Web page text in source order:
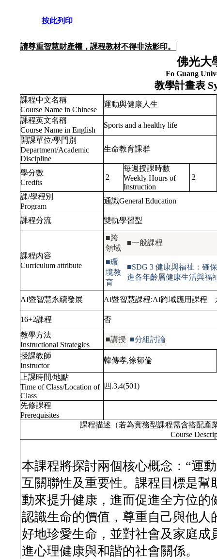
按此列印
請尊重智慧財產權，課程教材不得非法影印。
佛光大
Fo Guang
教學計畫表
課程中文名稱
Course Name in Chinese
運動與健康人生
課程英文名稱
Course Name in English
Sports and a healthy life
開課單位/學門別
Department/Academic
Discipline
生命教育課群
學分數
Credits
2
每週授課時數
Weekly Hours of
Instruction
2
課/學程別
Program
通識General Education
課程分流 雙軌學習型
課程內容
Curriculum attribute
■跨
領域
■一般課程
■環
境教
育
■SDG 3 健康與福祉：確
進各年齡層健康生活與福
AI暨智慧永續發展 AI暨智慧課程:AI跨域應用課程
16+2課程
否
教學方法
Instructional Strategies
■講授 ■分組討論
授課教師
Instructor
韓傳孝,徐郁倫
上課時間/地點
Time of Class/Location of
Class
四.3,4(501)
先修課程
Prerequisites
課程描述（若為實務型課程需含搭配產
Course
本課程將探討兩個核心概念：“運
互關聯性及重要性。課程目標是
動來提升健康，進而促進全方位
認識生命的價值，尊重自己與他
好地珍愛生命，並對社會及家庭
進心理健康與和諧的社會關係。